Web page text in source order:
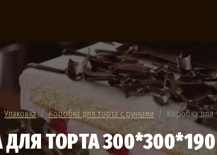
Упаковка
  /
Коробка для торта с ручками
/  Коробка
ТОРТА